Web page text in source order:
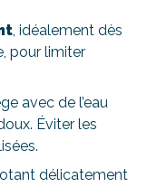
, idéalement dès
pour limiter
avec de l’eau
Éviter les
délicatement